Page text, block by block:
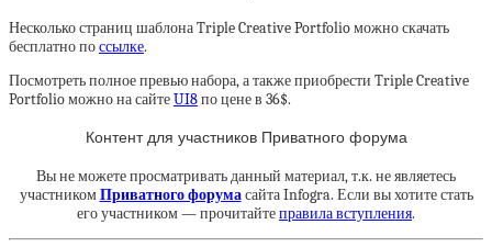
Несколько страниц шаблона Triple Creative Portfolio можно скачать
бесплатно поссылке.
Посмотреть полное превью набора, а также приобрести Triple Creative
Portfolio можно на сайтеUI8по цене в 36$.
Контент для участников Приватного форума
Вы не можете просматривать данный материал, т.к. не являетесь
участникомПриватного форумасайта Infogra. Если вы хотите стать
его участником — прочитайтеправила вступления.